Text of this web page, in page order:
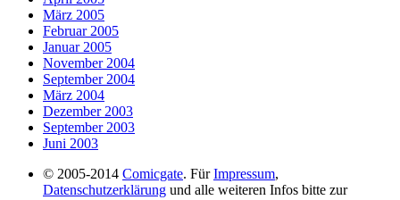
März 2005
Februar 2005
Januar 2005
November 2004
September 2004
März 2004
Dezember 2003
September 2003
Juni 2003
© 2005-2014 Comicgate. FürImpressum,
Datenschutzerklärung und alle weiteren Infos bitte zur